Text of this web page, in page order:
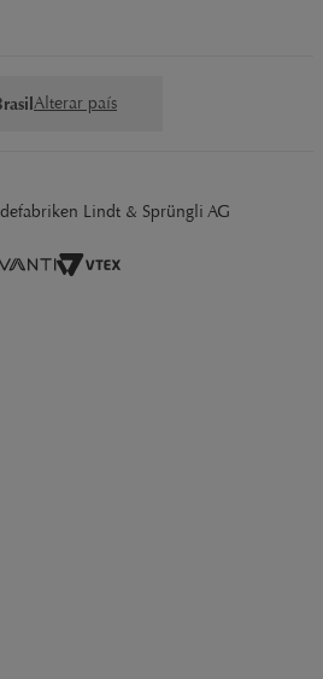
Alterar país
Lindt & Sprüngli AG